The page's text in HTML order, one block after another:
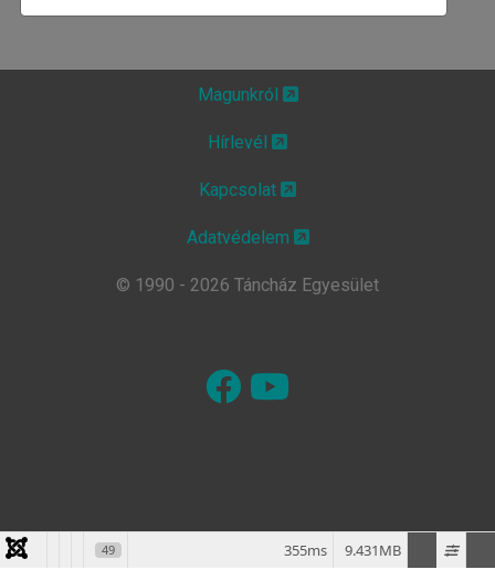
Magunkról
Hírlevél
Kapcsolat
Adatvédelem
© 1990 - 2026 Táncház Egyesület
49 9.431MB
355ms